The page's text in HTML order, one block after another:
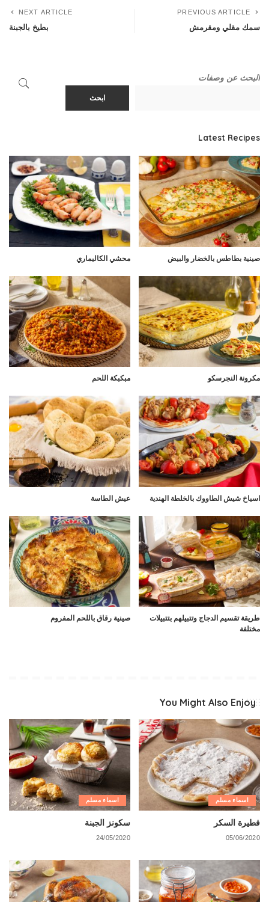
PREVIOUS ARTICLE
سمك مقلي ومقرمش
NEXT ARTICLE
بطيخ بالجبنة
البحث عن وصفات
ابحث
Latest Recipes
صينية بطاطس بالخضار والبيض محشي الكاليماري
مكرونة النجرسكو مبكبكة اللحم
اسياخ شيش الطاووك بالخلطة الهندية عيش الطاسة
طريقة تقسيم الدجاج وتتبيلهم بتتبيلات
مختلفة
صينية رقاق باللحم المفروم
You Might Also Enjoy
اسماء مسلم
فطيرة السكر
05/06/2020
اسماء مسلم
سكونز الجبنة
24/05/2020